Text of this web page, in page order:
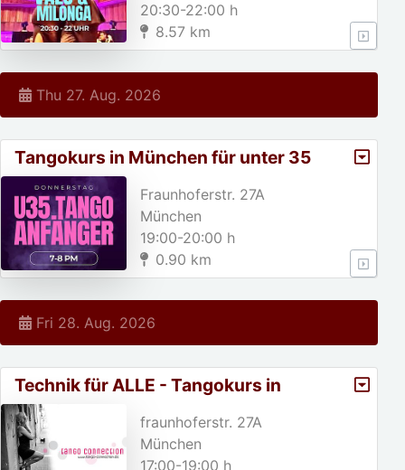
20:30-22:00 h
8.57 km
Thu 27. Aug. 2026
Tangokurs in München für unter 35
jährige!
Fraunhoferstr. 27A
München
19:00-20:00 h
0.90 km
Fri 28. Aug. 2026
Technik für ALLE - Tangokurs in
München
fraunhoferstr. 27A
München
17:00-19:00 h